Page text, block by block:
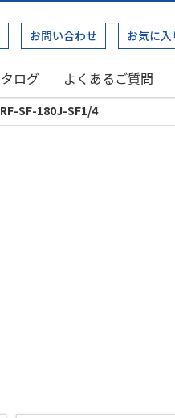
お問い合わせ お気に入
ログ よくあるご質問
SF-180J-SF1/4